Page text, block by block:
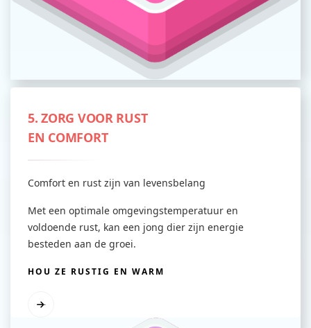
5. ZORG VOOR RUST
EN COMFORT
Comfort en rust zijn van levensbelang
Met een optimale omgevingstemperatuur en
voldoende rust, kan een jong dier zijn energie
besteden aan de groei.
HOU ZE RUSTIG EN WARM